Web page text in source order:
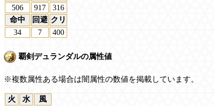
506
917
316
命中
回避 クリ
34
7 400
覇剣デュランダルの属性値
※複数属性ある場合は闇属性の数値を掲載しています。
火 水
風